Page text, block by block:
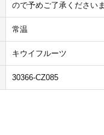
ので予めご了承くださいま
常温
キウイフルーツ
30366-CZ085